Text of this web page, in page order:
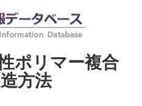
ポリマー複合
方法